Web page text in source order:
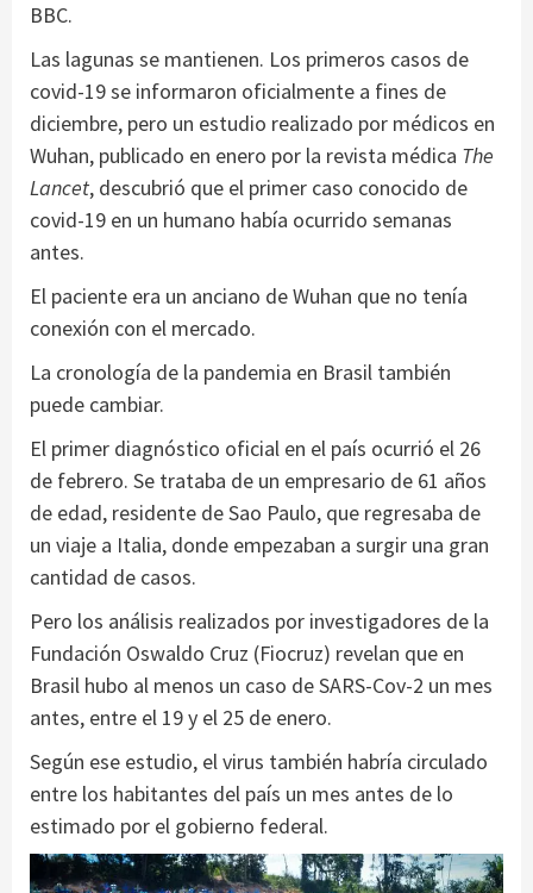
BBC.
Las lagunas se mantienen. Los primeros casos de
covid-19 se informaron oficialmente a fines de
diciembre, pero un estudio realizado por médicos en
Wuhan, publicado en enero por la revista médica The
Lancet, descubrió que el primer caso conocido de
covid-19 en un humano había ocurrido semanas
antes.
El paciente era un anciano de Wuhan que no tenía
conexión con el mercado.
La cronología de la pandemia en Brasil también
puede cambiar.
El primer diagnóstico oficial en el país ocurrió el 26
de febrero. Se trataba de un empresario de 61 años
de edad, residente de Sao Paulo, que regresaba de
un viaje a Italia, donde empezaban a surgir una gran
cantidad de casos.
Pero los análisis realizados por investigadores de la
Fundación Oswaldo Cruz (Fiocruz) revelan que en
Brasil hubo al menos un caso de SARS-Cov-2 un mes
antes, entre el 19 y el 25 de enero.
Según ese estudio, el virus también habría circulado
entre los habitantes del país un mes antes de lo
estimado por el gobierno federal.